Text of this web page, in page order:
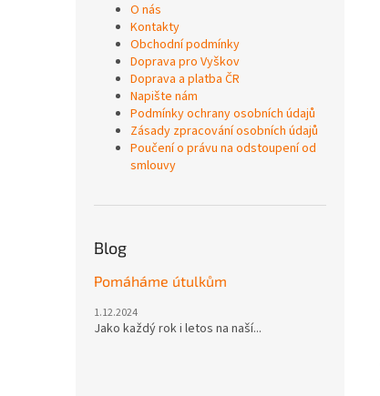
O nás
Kontakty
Obchodní podmínky
Doprava pro Vyškov
Doprava a platba ČR
Napište nám
Podmínky ochrany osobních údajů
Zásady zpracování osobních údajů
Poučení o právu na odstoupení od
smlouvy
Blog
Pomáháme útulkům
1.12.2024
Jako každý rok i letos na naší...